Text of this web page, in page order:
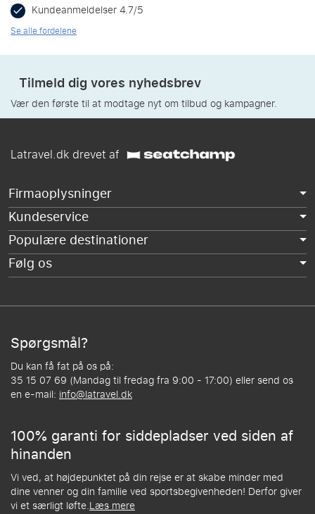
Kundeanmeldelser 4.7/5
Se alle fordelene
Tilmeld dig vores nyhedsbrev
Vær den første til at modtage nyt om tilbud og kampagner.
Latravel.dk drevet af
Firmaoplysninger
Kundeservice
Populære destinationer
Følg os
Spørgsmål?
Du kan få fat på os på:
35 15 07 69 (Mandag til fredag fra 9:00 - 17:00) eller send os
en e-mail: info@latravel.dk
100% garanti for siddepladser ved siden af
hinanden
Vi ved, at højdepunktet på din rejse er at skabe minder med
dine venner og din familie ved sportsbegivenheden! Derfor giver
vi et særligt løfte.Læs mere